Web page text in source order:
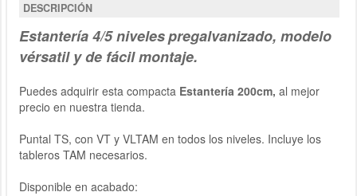
DESCRIPCIÓN
Estantería4/5 nivelespregalvanizado, modelo
vérsatil y de fácil montaje.
Puedes adquirir esta compacta Estantería 200cm, al mejor
precio en nuestra tienda.
Puntal TS, con VT y VLTAM en todos los niveles. Incluye los
tableros TAM necesarios.
Disponible en acabado: